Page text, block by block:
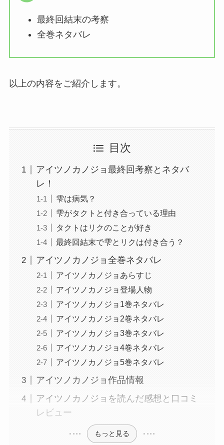
最終回結末の考察
全巻ネタバレ
以上の内容をご紹介します。
目次
アイツノカノジョ最終回考察とネタバ
レ！
雫は病気？
雫がタクトと付き合っている理由
タクトはリクのことが好き
最終回結末で雫とリクは付き合う？
アイツノカノジョ全巻ネタバレ
アイツノカノジョあらすじ
アイツノカノジョ登場人物
アイツノカノジョ1巻ネタバレ
アイツノカノジョ2巻ネタバレ
アイツノカノジョ3巻ネタバレ
アイツノカノジョ4巻ネタバレ
アイツノカノジョ5巻ネタバレ
アイツノカノジョ作品情報
アイツノカノジョを読んだ感想と口コミ
レビュー
もっと見る